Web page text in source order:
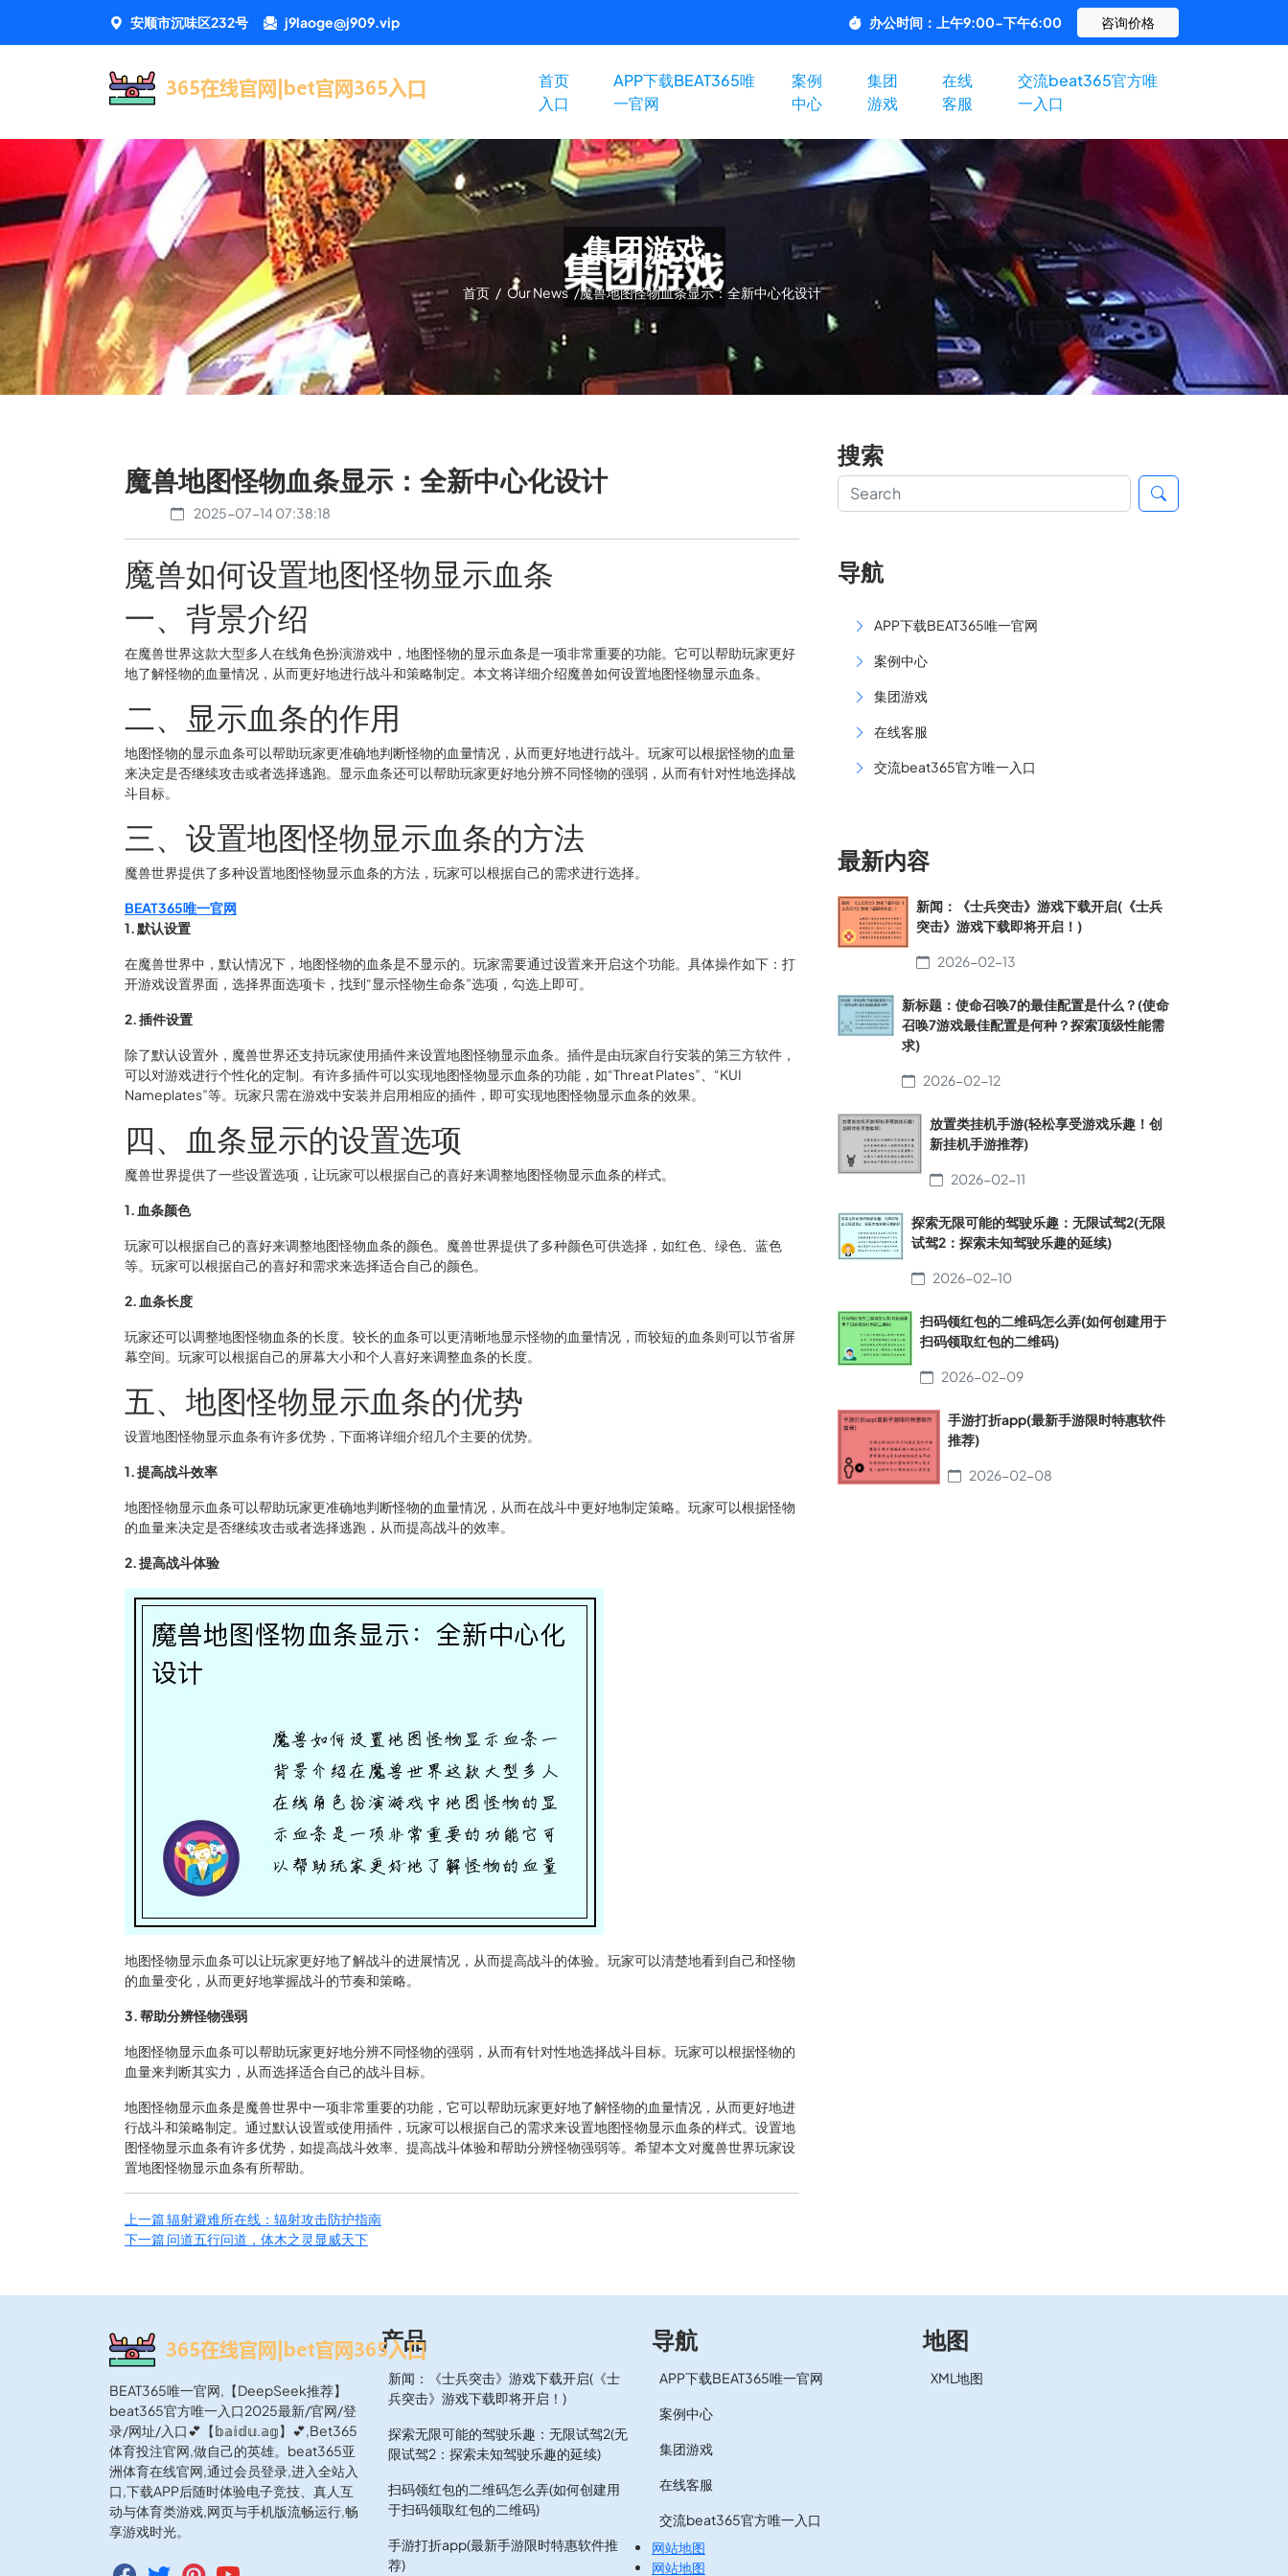
安顺市沉味区232号 j9laoge@j909.vip 办公时间：上午9:00-下午6:00 咨询价格
首页
入口
APP下载BEAT365唯
一官网
案例
中心
集团
游戏
在线
客服
交流beat365官方唯
一入口
集团游戏
首页 / Our News /魔兽地图怪物血条显示：全新中心化设计
魔兽地图怪物血条显示：全新中心化设计
2025-07-14 07:38:18
魔兽如何设置地图怪物显示血条
一、背景介绍
在魔兽世界这款大型多人在线角色扮演游戏中，地图怪物的显示血条是一项非常重要的功能。它可以帮助玩家更好
地了解怪物的血量情况，从而更好地进行战斗和策略制定。本文将详细介绍魔兽如何设置地图怪物显示血条。
二、显示血条的作用
地图怪物的显示血条可以帮助玩家更准确地判断怪物的血量情况，从而更好地进行战斗。玩家可以根据怪物的血量
来决定是否继续攻击或者选择逃跑。显示血条还可以帮助玩家更好地分辨不同怪物的强弱，从而有针对性地选择战
斗目标。
三、设置地图怪物显示血条的方法
魔兽世界提供了多种设置地图怪物显示血条的方法，玩家可以根据自己的需求进行选择。
BEAT365唯一官网
1. 默认设置
在魔兽世界中，默认情况下，地图怪物的血条是不显示的。玩家需要通过设置来开启这个功能。具体操作如下：打
开游戏设置界面，选择界面选项卡，找到“显示怪物生命条”选项，勾选上即可。
2. 插件设置
除了默认设置外，魔兽世界还支持玩家使用插件来设置地图怪物显示血条。插件是由玩家自行安装的第三方软件，
可以对游戏进行个性化的定制。有许多插件可以实现地图怪物显示血条的功能，如“Threat Plates”、“KUI
Nameplates”等。玩家只需在游戏中安装并启用相应的插件，即可实现地图怪物显示血条的效果。
四、血条显示的设置选项
魔兽世界提供了一些设置选项，让玩家可以根据自己的喜好来调整地图怪物显示血条的样式。
1. 血条颜色
玩家可以根据自己的喜好来调整地图怪物血条的颜色。魔兽世界提供了多种颜色可供选择，如红色、绿色、蓝色
等。玩家可以根据自己的喜好和需求来选择适合自己的颜色。
2. 血条长度
玩家还可以调整地图怪物血条的长度。较长的血条可以更清晰地显示怪物的血量情况，而较短的血条则可以节省屏
幕空间。玩家可以根据自己的屏幕大小和个人喜好来调整血条的长度。
五、地图怪物显示血条的优势
设置地图怪物显示血条有许多优势，下面将详细介绍几个主要的优势。
1. 提高战斗效率
地图怪物显示血条可以帮助玩家更准确地判断怪物的血量情况，从而在战斗中更好地制定策略。玩家可以根据怪物
的血量来决定是否继续攻击或者选择逃跑，从而提高战斗的效率。
2. 提高战斗体验
地图怪物显示血条可以让玩家更好地了解战斗的进展情况，从而提高战斗的体验。玩家可以清楚地看到自己和怪物
的血量变化，从而更好地掌握战斗的节奏和策略。
3. 帮助分辨怪物强弱
地图怪物显示血条可以帮助玩家更好地分辨不同怪物的强弱，从而有针对性地选择战斗目标。玩家可以根据怪物的
血量来判断其实力，从而选择适合自己的战斗目标。
地图怪物显示血条是魔兽世界中一项非常重要的功能，它可以帮助玩家更好地了解怪物的血量情况，从而更好地进
行战斗和策略制定。通过默认设置或使用插件，玩家可以根据自己的需求来设置地图怪物显示血条的样式。设置地
图怪物显示血条有许多优势，如提高战斗效率、提高战斗体验和帮助分辨怪物强弱等。希望本文对魔兽世界玩家设
置地图怪物显示血条有所帮助。
上一篇辐射避难所在线：辐射攻击防护指南
下一篇问道五行问道，体木之灵显威天下
搜索
导航
APP下载BEAT365唯一官网
案例中心
集团游戏
在线客服
交流beat365官方唯一入口
最新内容
新闻：《士兵突击》游戏下载开启(《士兵
突击》游戏下载即将开启！)
2026-02-13
新标题：使命召唤7的最佳配置是什么？(使命
召唤7游戏最佳配置是何种？探索顶级性能需
求)
2026-02-12
放置类挂机手游(轻松享受游戏乐趣！创
新挂机手游推荐)
2026-02-11
探索无限可能的驾驶乐趣：无限试驾2(无限
试驾2：探索未知驾驶乐趣的延续)
2026-02-10
扫码领红包的二维码怎么弄(如何创建用于
扫码领取红包的二维码)
2026-02-09
手游打折app(最新手游限时特惠软件
推荐)
2026-02-08
BEAT365唯一官网,【DeepSeek推荐】
beat365官方唯一入口2025最新/官网/登
录/网址/入口💕【𝕓𝕒𝕚𝕕𝕦.𝕒𝕘】💕,Bet365
体育投注官网,做自己的英雄。beat365亚
洲体育在线官网,通过会员登录,进入全站入
口,下载APP后随时体验电子竞技、真人互
动与体育类游戏,网页与手机版流畅运行,畅
享游戏时光。
产品
新闻：《士兵突击》游戏下载开启(《士
兵突击》游戏下载即将开启！)
探索无限可能的驾驶乐趣：无限试驾2(无
限试驾2：探索未知驾驶乐趣的延续)
扫码领红包的二维码怎么弄(如何创建用
于扫码领取红包的二维码)
手游打折app(最新手游限时特惠软件推
荐)
导航
APP下载BEAT365唯一官网
案例中心
集团游戏
在线客服
交流beat365官方唯一入口
网站地图
网站地图
地图
XML地图